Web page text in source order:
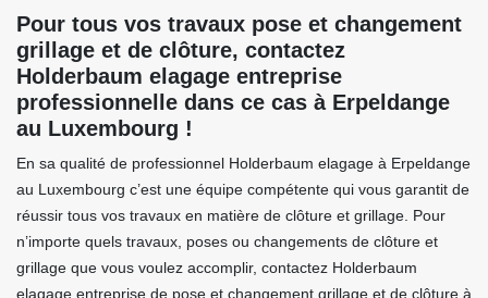
Pour tous vos travaux pose et changement
grillage et de clôture, contactez
Holderbaum elagage entreprise
professionnelle dans ce cas à Erpeldange
au Luxembourg !
En sa qualité de professionnel Holderbaum elagage à Erpeldange
au Luxembourg c’est une équipe compétente qui vous garantit de
réussir tous vos travaux en matière de clôture et grillage. Pour
n’importe quels travaux, poses ou changements de clôture et
grillage que vous voulez accomplir, contactez Holderbaum
elagage entreprise de pose et changement grillage et de clôture à